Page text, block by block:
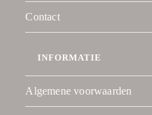
Contact
INFORMATIE
Algemene voorwaarden